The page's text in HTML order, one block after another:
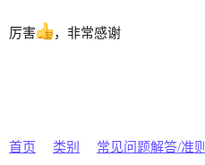
厉害 ，非常感谢
首页 类别 常见问题解答/准则